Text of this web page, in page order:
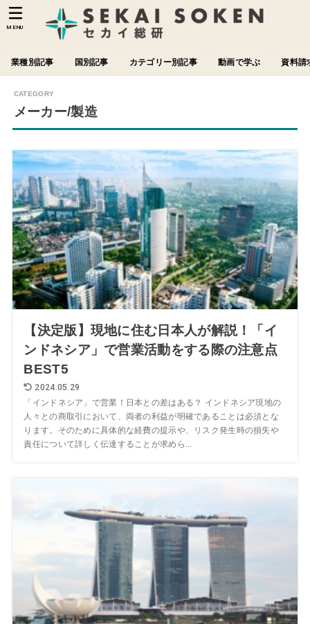
業種別記事 国別記事 カテゴリー別記事 動画で学ぶ 資料請
MENU
メーカー/製造
【決定版】現地に住む日本人が解説！「イ
ンドネシア」で営業活動をする際の注意点
BEST5
2024.05.29
「インドネシア」で営業！日本との差はある？ インドネシア現地の
人々との商取引において、両者の利益が明確であることは必須とな
ります。そのために具体的な経費の提示や、リスク発生時の損失や
責任について詳しく伝達することが求めら...